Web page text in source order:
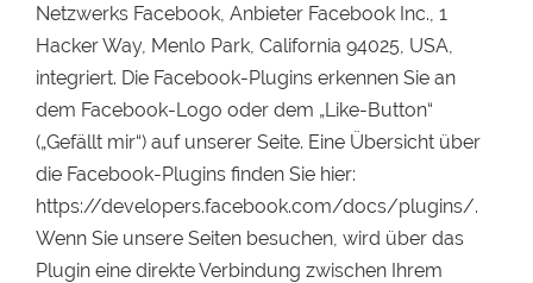
Netzwerks Facebook, Anbieter Facebook Inc., 1
Hacker Way, Menlo Park, California 94025, USA,
integriert. Die Facebook-Plugins erkennen Sie an
dem Facebook-Logo oder dem „Like-Button“
(„Gefällt mir“) auf unserer Seite. Eine Übersicht über
die Facebook-Plugins finden Sie hier:
https://developers.facebook.com/docs/plugins/.
Wenn Sie unsere Seiten besuchen, wird über das
Plugin eine direkte Verbindung zwischen Ihrem